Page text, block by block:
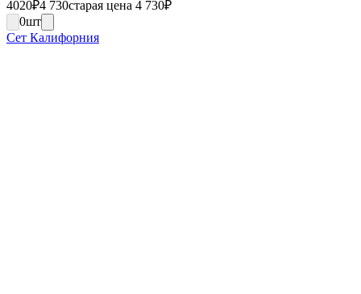
4020₽4 730старая цена 4 730₽
0шт
Сет Калифорния